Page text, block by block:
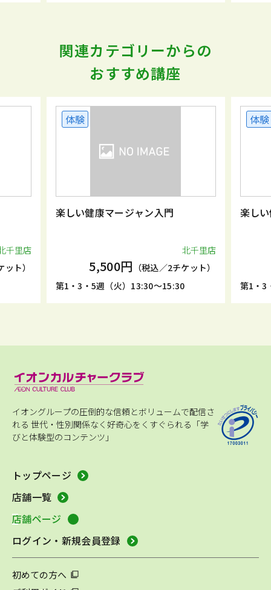
関連カテゴリーからの
おすすめ講座
千里店
ト）
体験
楽しい健康マージャン入門
北千里店
5,500円 （税込／2チケット）
第1・3・5週（火）13:30～15:30
体験
楽し
第1・3
イオングループの圧倒的な信頼とボリュームで配信さ
れる 世代・性別関係なく好奇心をくすぐられる「学
びと体験型のコンテンツ」
トップページ
店舗一覧
店舗ページ
ログイン・新規会員登録
初めての方へ